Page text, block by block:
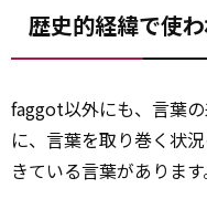
歴史的経緯で使
faggot以外にも、言葉
に、言葉を取り巻く状
きている言葉があります